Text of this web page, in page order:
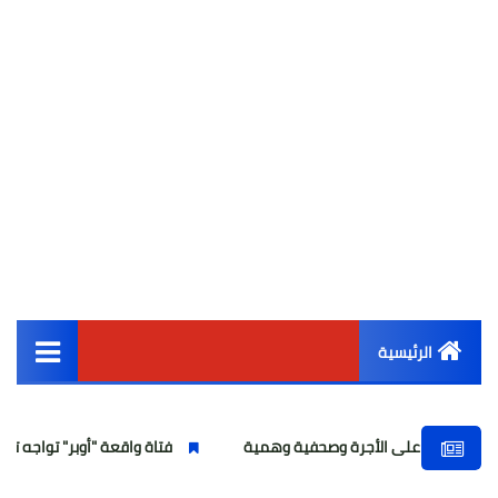
الرئيسية
أخبار مصر
وصحفية وهمية فتاة واقعة "أوبر" تواجه تهمة انتحال الصفة